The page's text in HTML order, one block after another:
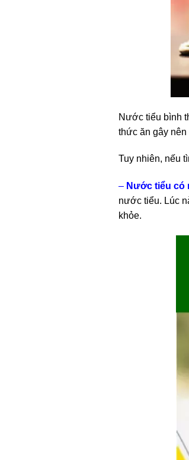
Nước tiểu bình
thức ăn gây
Tuy nhiên, nếu
– Nước tiểu có
nước tiểu. Lúc
khỏe.